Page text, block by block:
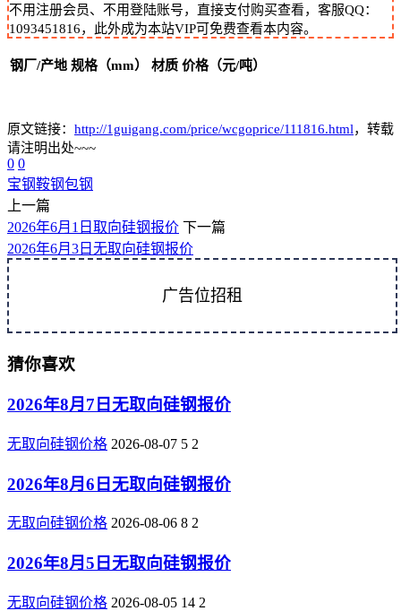
不用注册会员、不用登陆账号，直接支付购买查看，客服QQ：
1093451816，此外成为本站VIP可免费查看本内容。
钢厂/产地 规格（mm） 材质 价格（元/吨）
原文链接： http://1guigang.com/price/wcgoprice/111816.html，转载
请注明出处~~~
0 0
宝钢鞍钢包钢
上一篇
2026年6月1日取向硅钢报价 下一篇
2026年6月3日无取向硅钢报价
广告位招租
猜你喜欢
2026年8月7日无取向硅钢报价
无取向硅钢价格 2026-08-07 5 2
2026年8月6日无取向硅钢报价
无取向硅钢价格 2026-08-06 8 2
2026年8月5日无取向硅钢报价
无取向硅钢价格 2026-08-05 14 2